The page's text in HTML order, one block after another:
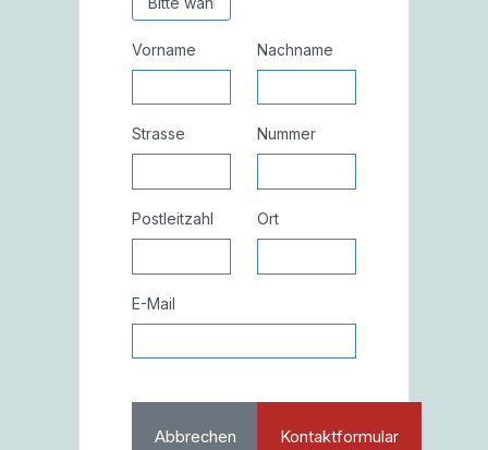
Vorname Nachname
Strasse Nummer
Postleitzahl Ort
E-Mail
Abbrechen
Kontaktformular